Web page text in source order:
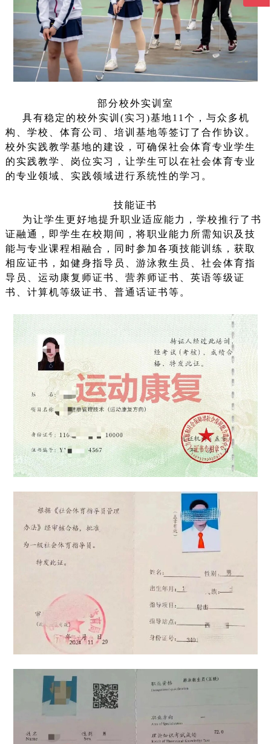
部分校外实训室
具有稳定的校外实训(实习)基地11个，与众多机
构、学校、体育公司、培训基地等签订了合作协议。
校外实践教学基地的建设，可确保社会体育专业学生
的实践教学、岗位实习，让学生可以在社会体育专业
的专业领域、实践领域进行系统性的学习。
技能证书
为让学生更好地提升职业适应能力，学校推行了书
证融通，即学生在校期间，将职业能力所需知识及技
能与专业课程相融合，同时参加各项技能训练，获取
相应证书，如健身指导员、游泳救生员、社会体育指
导员、运动康复师证书、营养师证书、英语等级证
书、计算机等级证书、普通话证书等。